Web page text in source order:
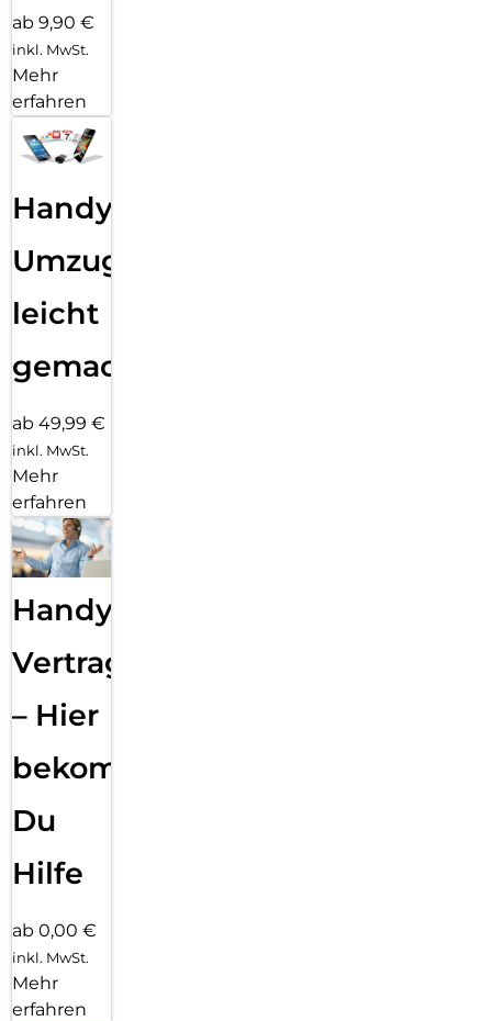
ab 9,90 €
inkl. MwSt.
Mehr
erfahren
Handy
Umzug
leicht
gemacht!
ab 49,99 €
inkl. MwSt.
Mehr
erfahren
Handy
Vertragsabwicklung
– Hier
bekommst
Du
Hilfe
ab 0,00 €
inkl. MwSt.
Mehr
erfahren